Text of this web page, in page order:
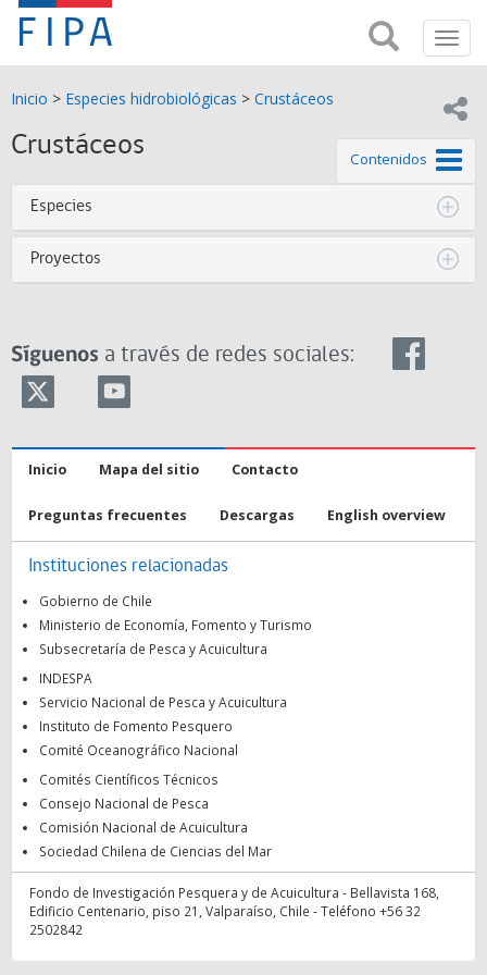
Fondo
de
Investigación
Pesquera
y
Acuicultura
(FIPA)-
FIPA;
Fondo
Investigación
y
Acuicultira
Inicio > Especies hidrobiológicas > Crustáceos
Crustáceos Contenidos de
Especies
Proyectos
Síguenos a través de redes sociales:
Inicio Mapa del sitio Contacto
Preguntas frecuentes Descargas English overview
Instituciones relacionadas
Gobierno de Chile
Ministerio de Economía, Fomento y Turismo
Subsecretaría de Pesca y Acuicultura
INDESPA
Servicio Nacional de Pesca y Acuicultura
Instituto de Fomento Pesquero
Comité Oceanográfico Nacional
Comités Científicos Técnicos
Consejo Nacional de Pesca
Comisión Nacional de Acuicultura
Sociedad Chilena de Ciencias del Mar
Fondo de Investigación Pesquera y de Acuicultura - Bellavista 168,
Edificio Centenario, piso 21, Valparaíso, Chile - Teléfono +56 32
2502842